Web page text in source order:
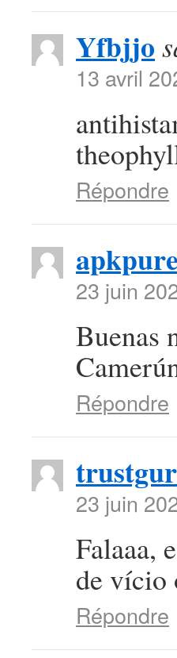
Yfbjjo
13 avril
Répondre
apkpure
23 juin
Buenas
Répondre
23 juin
Falaaa,
de vício
Répondre